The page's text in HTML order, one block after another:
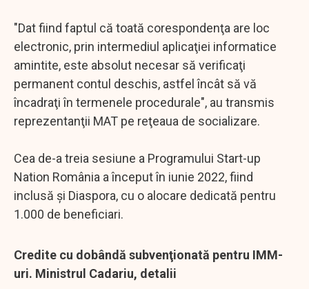
"Dat fiind faptul că toată corespondenţa are loc
electronic, prin intermediul aplicaţiei informatice
amintite, este absolut necesar să verificaţi
permanent contul deschis, astfel încât să vă
încadraţi în termenele procedurale", au transmis
reprezentanţii MAT pe reţeaua de socializare.
Cea de-a treia sesiune a Programului Start-up
Nation România a început în iunie 2022, fiind
inclusă şi Diaspora, cu o alocare dedicată pentru
1.000 de beneficiari.
Credite cu dobândă subvenţionată pentru IMM-
uri. Ministrul Cadariu, detalii